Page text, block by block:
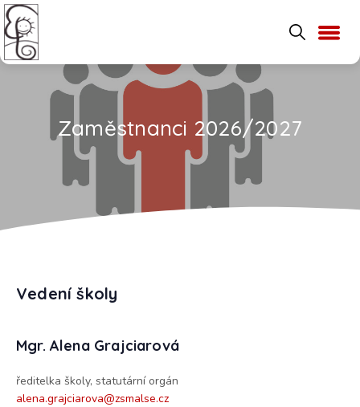
Zaměstnanci 2026/2027
Vedení školy
Mgr. Alena Grajciarová
ředitelka školy, statutární orgán
alena.grajciarova@zsmalse.cz